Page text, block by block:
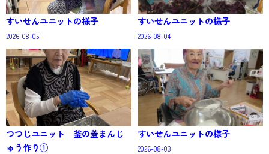
すいせんユニットの様子
2026-08-05
すいせんユニットの様子
2026-08-04
つつじユニット 釜の蓋まんじ
ゅう作り①
すいせんユニットの様子
2026-08-03